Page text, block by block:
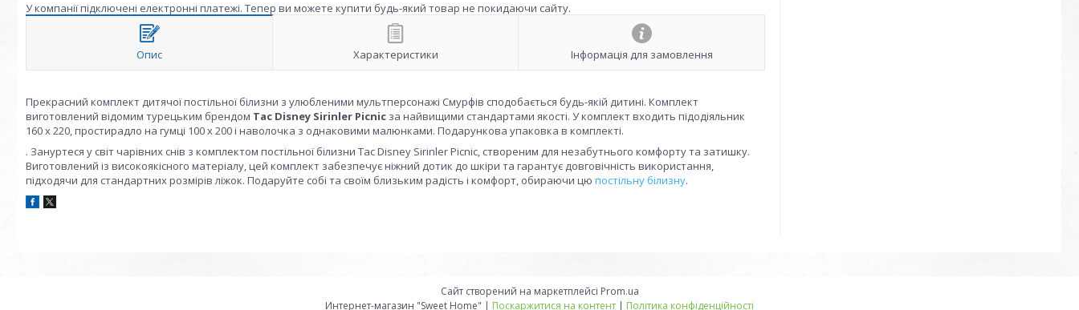
У компанії підключені електронні платежі. Тепер ви можете купити будь-який товар не покидаючи сайту.
Опис Характеристики Інформація для замовлення
Прекрасний комплект дитячої постільної білизни з улюбленими мультперсонажі Смурфів сподобається будь-якій дитині. Комплект
виготовлений відомим турецьким брендом Tac Disney Sirinler Picnic за найвищими стандартами якості. У комплект входить підодіяльник
160 х 220, простирадло на гумці 100 х 200 і наволочка з однаковими малюнками. Подарункова упаковка в комплекті.
. Зануртеся у світ чарівних снів з комплектом постільної білизни Tac Disney Sirinler Picnic, створеним для незабутнього комфорту та затишку.
Виготовлений із високоякісного матеріалу, цей комплект забезпечує ніжний дотик до шкіри та гарантує довговічність використання,
підходячи для стандартних розмірів ліжок. Подаруйте собі та своїм близьким радість і комфорт, обираючи цю постільну білизну.
Сайт створений на маркетплейсі Prom.ua
Интернет-магазин "Sweet Home" | Поскаржитися на контент | Політика конфіденційності